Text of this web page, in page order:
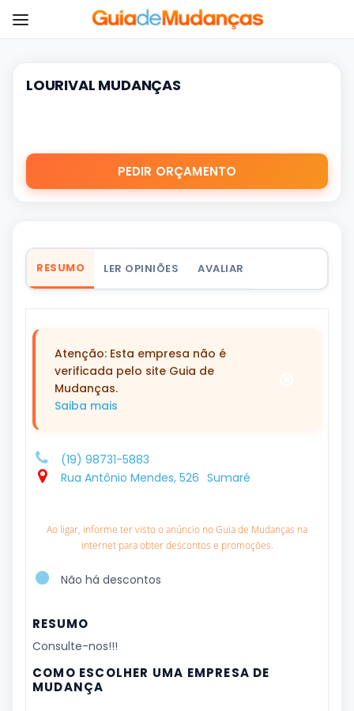
LOURIVAL MUDANÇAS
PEDIR ORÇAMENTO
RESUMO LER OPINIÕES AVALIAR
Atenção: Esta empresa não é
verificada pelo site Guia de
Mudanças.
Saiba mais
(19) 98731-5883
Rua Antônio Mendes, 526 Sumaré
Ao ligar, informe ter visto o anúncio no Guia de Mudanças na
internet para obter descontos e promoções.
Não há descontos
RESUMO
Consulte-nos!!!
COMO ESCOLHER UMA EMPRESA DE
MUDANÇA